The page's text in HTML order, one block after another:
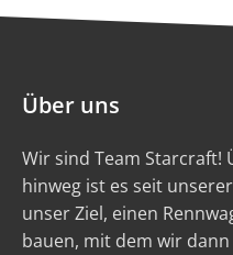
Über uns
Wir sind Team Starcraft!
hinweg ist es seit
unser Ziel, einen
bauen, mit dem wir